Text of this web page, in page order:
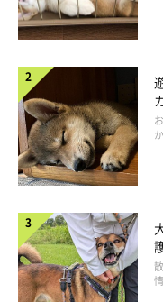
足取り軽く帰路につく
誘っても、こんな時は絶